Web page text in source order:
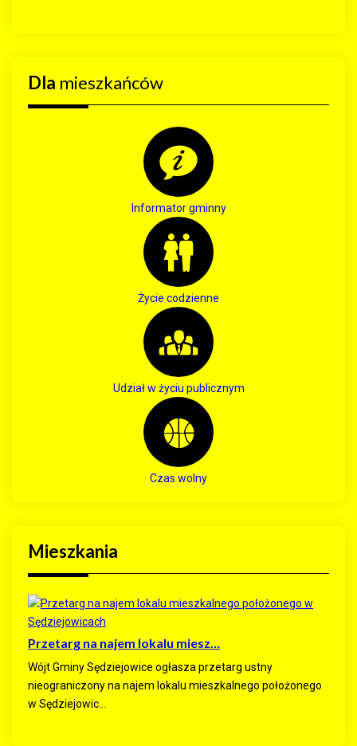
Dla mieszkańców
Informator gminny
Życie codzienne
Udział w życiu publicznym
Czas wolny
Mieszkania
Przetarg na najem lokalu miesz…
Wójt Gminy Sędziejowice ogłasza przetarg ustny
nieograniczony na najem lokalu mieszkalnego położonego
w Sędziejowic...